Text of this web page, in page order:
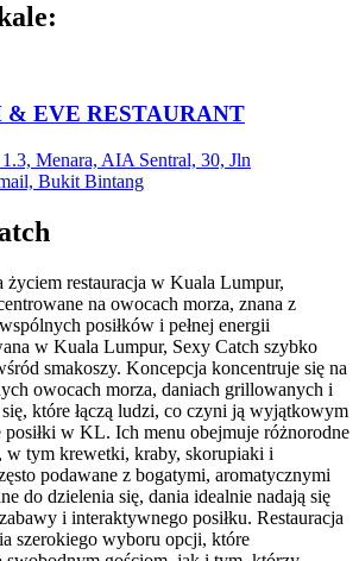
:
& EVE RESTAURANT
Menara, AIA Sentral, 30, Jln
Bukit Bintang
życiem restauracja w Kuala Lumpur,
na owocach morza, znana z
posiłków i pełnej energii
w Kuala Lumpur, Sexy Catch szybko
smakoszy. Koncepcja koncentruje się na
owocach morza, daniach grillowanych i
które łączą ludzi, co czyni ją wyjątkowym
w KL. Ich menu obejmuje różnorodne
w tym krewetki, kraby, skorupiaki i
podawane z bogatymi, aromatycznymi
do dzielenia się, dania idealnie nadają się
i interaktywnego posiłku. Restauracja
szerokiego wyboru opcji, które